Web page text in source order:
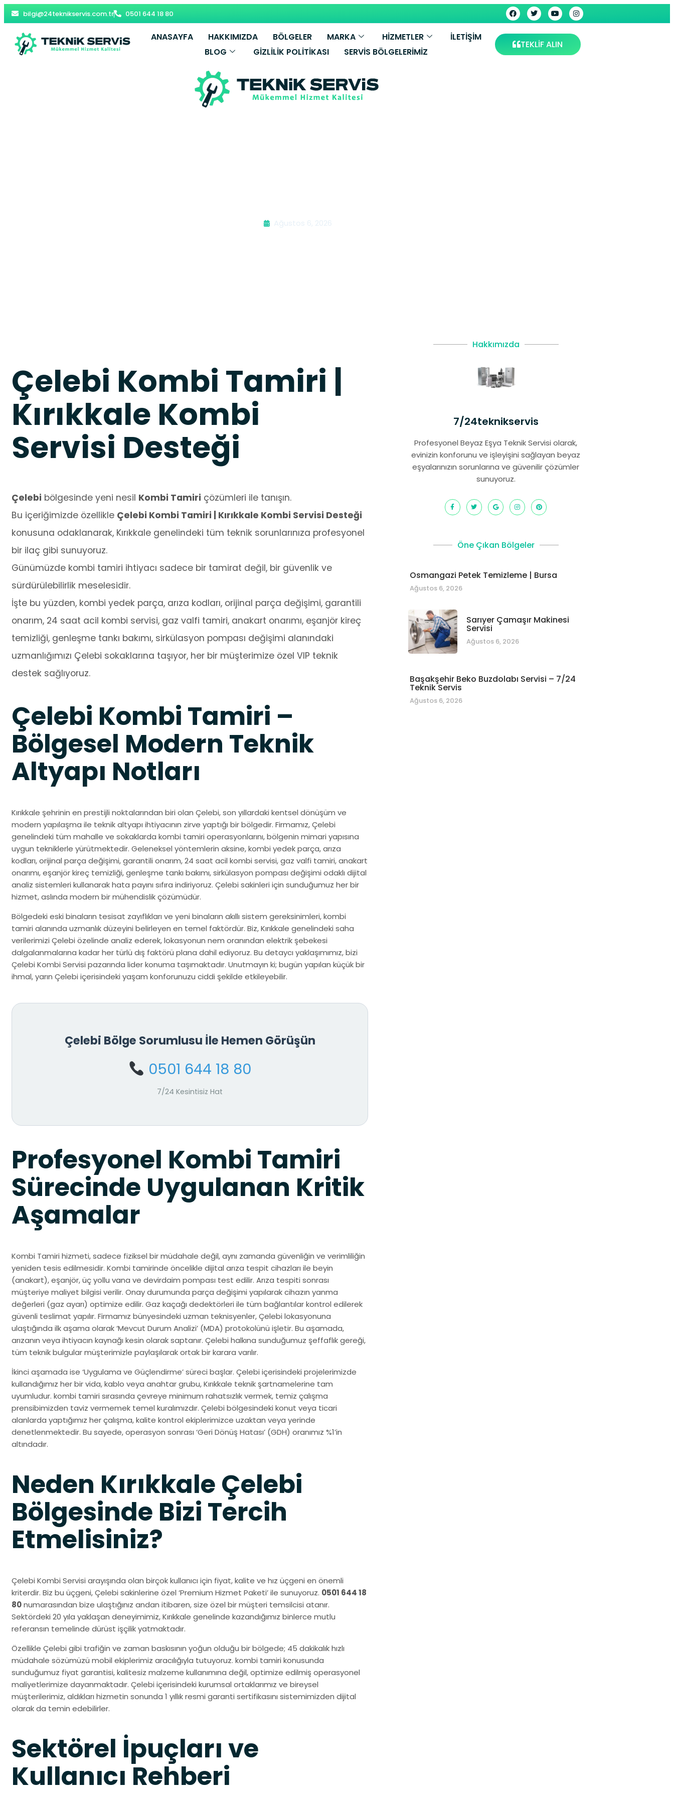
bilgi@24teknikservis.com.tr 0501 644 18 80
ANASAYFA HAKKIMIZDA BÖLGELER MARKA HİZMETLER
İLETIŞIM
BLOG
GIZLILIK POLITIKASI SERVIS BÖLGELERIMIZ
TEKLİF ALIN
Ağustos 6, 2026
Çelebi Kombi Tamiri |
Kırıkkale Kombi
Servisi Desteği
Çelebi bölgesinde yeni nesil Kombi Tamiri çözümleri ile tanışın.
Bu içeriğimizde özellikle Çelebi Kombi Tamiri | Kırıkkale Kombi Servisi Desteği
konusuna odaklanarak, Kırıkkale genelindeki tüm teknik sorunlarınıza profesyonel
bir ilaç gibi sunuyoruz.
Günümüzde kombi tamiri ihtiyacı sadece bir tamirat değil, bir güvenlik ve
sürdürülebilirlik meselesidir.
İşte bu yüzden, kombi yedek parça, arıza kodları, orijinal parça değişimi, garantili
onarım, 24 saat acil kombi servisi, gaz valfi tamiri, anakart onarımı, eşanjör kireç
temizliği, genleşme tankı bakımı, sirkülasyon pompası değişimi alanındaki
uzmanlığımızı Çelebi sokaklarına taşıyor, her bir müşterimize özel VIP teknik
destek sağlıyoruz.
Çelebi Kombi Tamiri –
Bölgesel Modern Teknik
Altyapı Notları
Kırıkkale şehrinin en prestijli noktalarından biri olan Çelebi, son yıllardaki kentsel dönüşüm ve
modern yapılaşma ile teknik altyapı ihtiyacının zirve yaptığı bir bölgedir. Firmamız, Çelebi
genelindeki tüm mahalle ve sokaklarda kombi tamiri operasyonlarını, bölgenin mimari yapısına
uygun tekniklerle yürütmektedir. Geleneksel yöntemlerin aksine, kombi yedek parça, arıza
kodları, orijinal parça değişimi, garantili onarım, 24 saat acil kombi servisi, gaz valfi tamiri, anakart
onarımı, eşanjör kireç temizliği, genleşme tankı bakımı, sirkülasyon pompası değişimi odaklı dijital
analiz sistemleri kullanarak hata payını sıfıra indiriyoruz. Çelebi sakinleri için sunduğumuz her bir
hizmet, aslında modern bir mühendislik çözümüdür.
Bölgedeki eski binaların tesisat zayıflıkları ve yeni binaların akıllı sistem gereksinimleri, kombi
tamiri alanında uzmanlık düzeyini belirleyen en temel faktördür. Biz, Kırıkkale genelindeki saha
verilerimizi Çelebi özelinde analiz ederek, lokasyonun nem oranından elektrik şebekesi
dalgalanmalarına kadar her türlü dış faktörü plana dahil ediyoruz. Bu detaycı yaklaşımımız, bizi
Çelebi Kombi Servisi pazarında lider konuma taşımaktadır. Unutmayın ki; bugün yapılan küçük bir
ihmal, yarın Çelebi içerisindeki yaşam konforunuzu ciddi şekilde etkileyebilir.
Çelebi Bölge Sorumlusu İle Hemen Görüşün
0501 644 18 80
7/24 Kesintisiz Hat
Profesyonel Kombi Tamiri
Sürecinde Uygulanan Kritik
Aşamalar
Kombi Tamiri hizmeti, sadece fiziksel bir müdahale değil, aynı zamanda güvenliğin ve verimliliğin
yeniden tesis edilmesidir. Kombi tamirinde öncelikle dijital arıza tespit cihazları ile beyin
(anakart), eşanjör, üç yollu vana ve devirdaim pompası test edilir. Arıza tespiti sonrası
müşteriye maliyet bilgisi verilir. Onay durumunda parça değişimi yapılarak cihazın yanma
değerleri (gaz ayarı) optimize edilir. Gaz kaçağı dedektörleri ile tüm bağlantılar kontrol edilerek
güvenli teslimat yapılır. Firmamız bünyesindeki uzman teknisyenler, Çelebi lokasyonuna
ulaştığında ilk aşama olarak ‘Mevcut Durum Analizi’ (MDA) protokolünü işletir. Bu aşamada,
arızanın veya ihtiyacın kaynağı kesin olarak saptanır. Çelebi halkına sunduğumuz şeffaflık gereği,
tüm teknik bulgular müşterimizle paylaşılarak ortak bir karara varılır.
İkinci aşamada ise ‘Uygulama ve Güçlendirme’ süreci başlar. Çelebi içerisindeki projelerimizde
kullandığımız her bir vida, kablo veya anahtar grubu, Kırıkkale teknik şartnamelerine tam
uyumludur. kombi tamiri sırasında çevreye minimum rahatsızlık vermek, temiz çalışma
prensibimizden taviz vermemek temel kuralımızdır. Çelebi bölgesindeki konut veya ticari
alanlarda yaptığımız her çalışma, kalite kontrol ekiplerimizce uzaktan veya yerinde
denetlenmektedir. Bu sayede, operasyon sonrası ‘Geri Dönüş Hatası’ (GDH) oranımız %1’in
altındadır.
Neden Kırıkkale Çelebi
Bölgesinde Bizi Tercih
Etmelisiniz?
Çelebi Kombi Servisi arayışında olan birçok kullanıcı için fiyat, kalite ve hız üçgeni en önemli
kriterdir. Biz bu üçgeni, Çelebi sakinlerine özel ‘Premium Hizmet Paketi’ ile sunuyoruz. 0501 644 18
80numarasından bize ulaştığınız andan itibaren, size özel bir müşteri temsilcisi atanır.
Sektördeki 20 yıla yaklaşan deneyimimiz, Kırıkkale genelinde kazandığımız binlerce mutlu
referansın temelinde dürüst işçilik yatmaktadır.
Özellikle Çelebi gibi trafiğin ve zaman baskısının yoğun olduğu bir bölgede; 45 dakikalık hızlı
müdahale sözümüzü mobil ekiplerimiz aracılığıyla tutuyoruz. kombi tamiri konusunda
sunduğumuz fiyat garantisi, kalitesiz malzeme kullanımına değil, optimize edilmiş operasyonel
maliyetlerimize dayanmaktadır. Çelebi içerisindeki kurumsal ortaklarımız ve bireysel
müşterilerimiz, aldıkları hizmetin sonunda 1 yıllık resmi garanti sertifikasını sistemimizden dijital
olarak da temin edebilirler.
Sektörel İpuçları ve
Kullanıcı Rehberi
Hakkımızda
7/24teknikservis
Profesyonel Beyaz Eşya Teknik Servisi olarak,
evinizin konforunu ve işleyişini sağlayan beyaz
eşyalarınızın sorunlarına ve güvenilir çözümler
sunuyoruz.
Öne Çıkan Bölgeler
Osmangazi Petek Temizleme | Bursa
Ağustos 6, 2026
Sarıyer Çamaşır Makinesi
Servisi
Ağustos 6, 2026
Başakşehir Beko Buzdolabı Servisi – 7/24
Teknik Servis
Ağustos 6, 2026